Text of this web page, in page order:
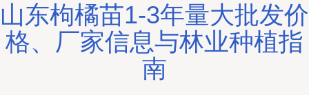
山东枸橘苗1-3年量大批发价
格、厂家信息与林业种植指
南